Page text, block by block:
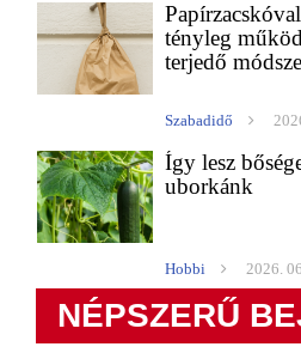
tényleg
terjedő
Szabadidő
Így lesz
uborkánk
Hobbi 2026.
NÉPSZERŰ